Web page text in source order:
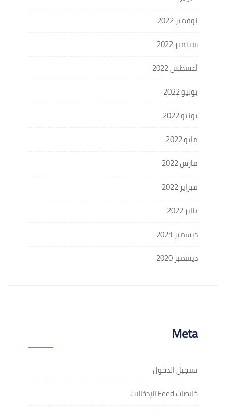
نوفمبر 2022
سبتمبر 2022
أغسطس 2022
يوليو 2022
يونيو 2022
مايو 2022
مارس 2022
فبراير 2022
يناير 2022
ديسمبر 2021
ديسمبر 2020
Meta
تسجيل الدخول
خلاصات Feed الإدخالات